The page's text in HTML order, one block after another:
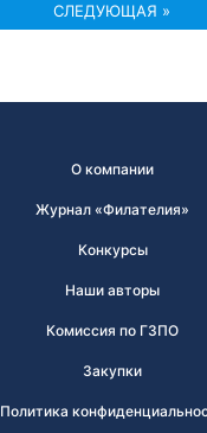
СЛЕДУЮЩАЯ »
О компании
Журнал «Филателия»
Конкурсы
Наши авторы
Комиссия по ГЗПО
Закупки
Политика